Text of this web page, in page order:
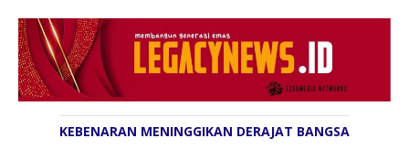
KEBENARAN MENINGGIKAN DERAJAT BANGSA